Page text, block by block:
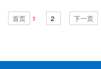
linux系统压缩和解压命令 tar
首页 1 2 下一页